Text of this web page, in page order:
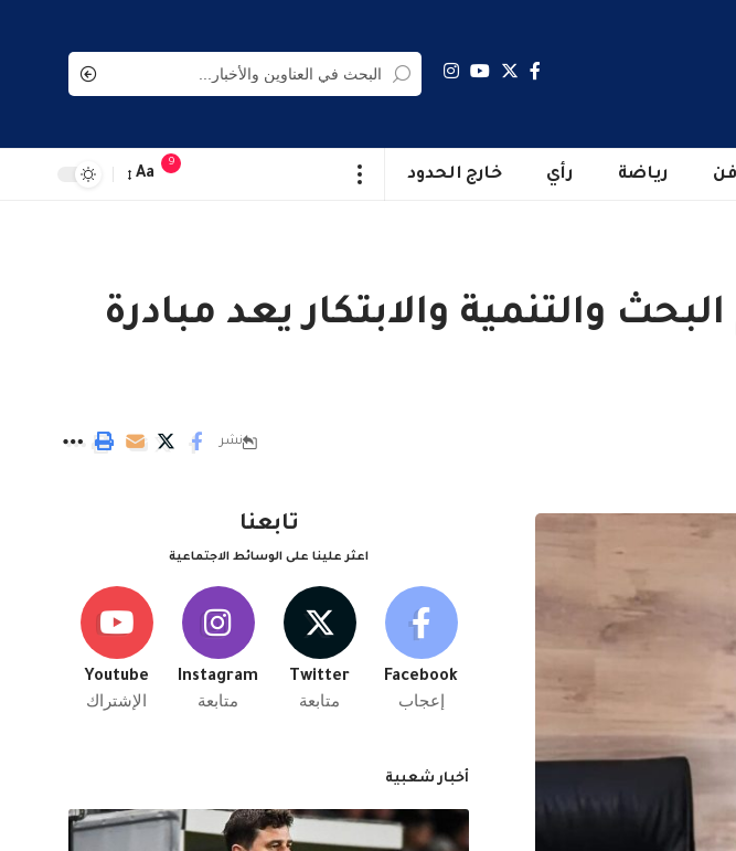
رياضة رأي خارج الحدود
9
Aa
والتنمية والابتكار يعد مبادرة
نشر
تابعنا
اعثر علينا على الوسائط الاجتماعية
Facebook
إعجاب
Twitter
متابعة
Instagram
متابعة
Youtube
الإشتراك
أخبار شعبية